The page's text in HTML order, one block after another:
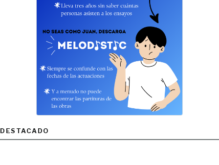
DESTACADO